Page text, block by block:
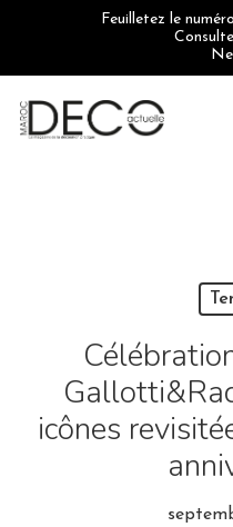
Feuilletez le
icônes